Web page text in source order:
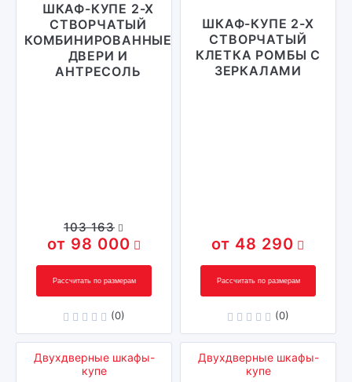
ШКАФ-КУПЕ 2-Х
СТВОРЧАТЫЙ
КОМБИНИРОВАННЫЕ
ДВЕРИ И
АНТРЕСОЛЬ
103 163
98 000
Рассчитать по размерам
(0)
ШКАФ-КУПЕ 2-Х
СТВОРЧАТЫЙ
КЛЕТКА РОМБЫ С
ЗЕРКАЛАМИ
48 290
Рассчитать по размерам
(0)
Двухдверные шкафы-
купе
Двухдверные шкафы-
купе